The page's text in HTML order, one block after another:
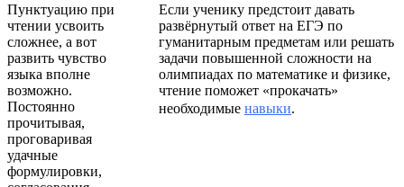
Пунктуацию при
чтении усвоить
сложнее, а вот
развить чувство
языка вполне
возможно.
Постоянно
прочитывая,
проговаривая
удачные
формулировки,
Если ученику предстоит давать
развёрнутый ответ на ЕГЭ по
гуманитарным предметам или решать
задачи повышенной сложности на
олимпиадах по математике и физике,
чтение поможет «прокачать»
необходимые навыки.